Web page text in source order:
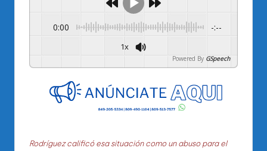
0:00 -:--
1x
Powered By GSpeech
Rodríguez calificó esa situación como un abuso para el